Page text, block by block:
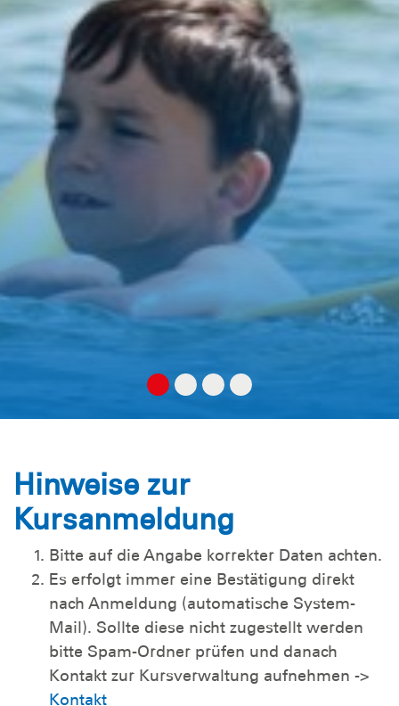
Hinweise zur
Kursanmeldung
Bitte auf die Angabe korrekter Daten achten.
Es erfolgt immer eine Bestätigung direkt
nach Anmeldung (automatische System-
Mail). Sollte diese nicht zugestellt werden
bitte Spam-Ordner prüfen und danach
Kontakt zur Kursverwaltung aufnehmen ->
Kontakt